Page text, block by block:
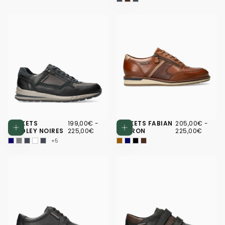
Choisissez des options
BASKETS
BRADLEY NOIRES
199,00€
PRIX
MINIMUM
199,00€ -
MAXIMUM
225,00€
+5
Choisissez
BASKETS FABIAN
MARRON
205,00€
PRIX
MINIMUM
205,00€ -
225,00€